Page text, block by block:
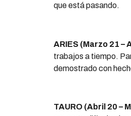
que está pasando.
ARIES (Marzo 21 –
trabajos a tiempo.
demostrado con
TAURO (Abril 20 –